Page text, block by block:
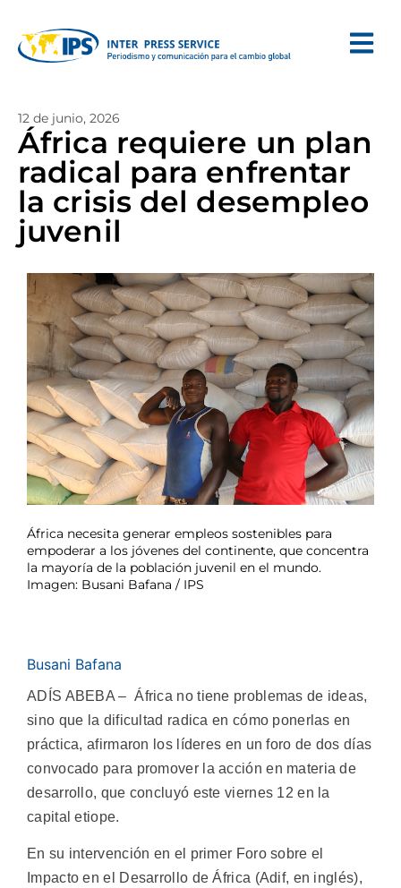
12 de junio, 2026
África requiere un plan
radical para enfrentar
la crisis del desempleo
juvenil
África necesita generar empleos sostenibles para
empoderar a los jóvenes del continente, que concentra
la mayoría de la población juvenil en el mundo.
Imagen: Busani Bafana / IPS
Busani Bafana
ADÍS ABEBA – África no tiene problemas de ideas,
sino que la dificultad radica en cómo ponerlas en
práctica, afirmaron los líderes en un foro de dos días
convocado para promover la acción en materia de
desarrollo, que concluyó este viernes 12 en la
capital etiope.
En su intervención en el primer Foro sobre el
Impacto en el Desarrollo de África (Adif, en inglés),